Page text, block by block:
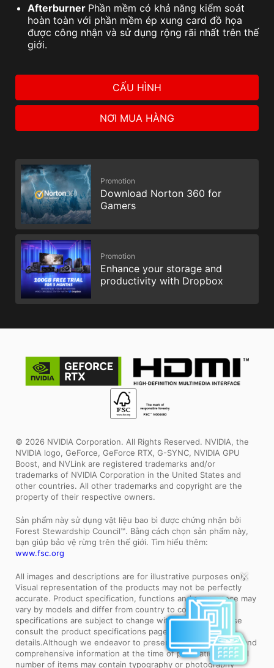
✕
Afterburner Phần mềm có khả năng kiểm soát
hoàn toàn với phần mềm ép xung card đồ họa
được công nhận và sử dụng rộng rãi nhất trên thế
giới.
CẤU HÌNH
NƠI MUA HÀNG
Promotion
Download Norton 360 for
Gamers
Promotion
Enhance your storage and
productivity with Dropbox
© 2026 NVIDIA Corporation. All Rights Reserved. NVIDIA, the
NVIDIA logo, GeForce, GeForce RTX, G-SYNC, NVIDIA GPU
Boost, and NVLink are registered trademarks and/or
trademarks of NVIDIA Corporation in the United States and
other countries. All other trademarks and copyright are the
property of their respective owners.
Sản phẩm này sử dụng vật liệu bao bì được chứng nhận bởi
Forest Stewardship Council™. Bằng cách chọn sản phẩm này,
bạn giúp bảo vệ rừng trên thế giới. Tìm hiểu thêm:
www.fsc.org
All images and descriptions are for illustrative purposes only.
Visual representation of the products may not be perfectly
accurate. Product specification, functions and appearance may
vary by models and differ from country to country . All
specifications are subject to change without notice. Please
consult the product specifications page for full
details.Although we endeavor to present the most precise and
comprehensive information at the time of publication, a small
number of items may contain typography or photography